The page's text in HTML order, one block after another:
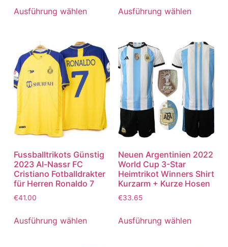
von 5
Ausführung wählen
von 5
Ausführung wählen
Fussballtrikots Günstig
2023 Al-Nassr FC
Cristiano Fotballdrakter
für Herren Ronaldo 7
€41.00
Ausführung wählen
Neuen Argentinien 2022
World Cup 3-Star
Heimtrikot Winners Shirt
Kurzarm + Kurze Hosen
€33.65
Ausführung wählen